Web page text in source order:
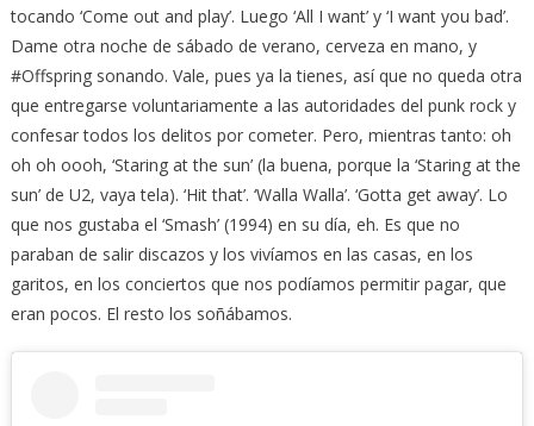
tocando ‘Come out and play’. Luego ‘All I want’ y ‘I want you bad’.
Dame otra noche de sábado de verano, cerveza en mano, y
#Offspring sonando. Vale, pues ya la tienes, así que no queda otra
que entregarse voluntariamente a las autoridades del punk rock y
confesar todos los delitos por cometer. Pero, mientras tanto: oh
oh oh oooh, ‘Staring at the sun’ (la buena, porque la ‘Staring at the
sun’ de U2, vaya tela). ‘Hit that’. ‘Walla Walla’. ‘Gotta get away’. Lo
que nos gustaba el ‘Smash’ (1994) en su día, eh. Es que no
paraban de salir discazos y los vivíamos en las casas, en los
garitos, en los conciertos que nos podíamos permitir pagar, que
eran pocos. El resto los soñábamos.